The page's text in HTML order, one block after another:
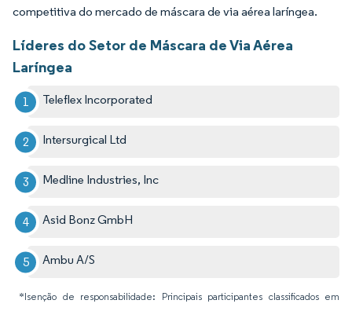
competitiva do mercado de máscara de via aérea laríngea.
Líderes do Setor de Máscara de Via Aérea
Laríngea
Teleflex Incorporated
Intersurgical Ltd
Medline Industries, Inc
Asid Bonz GmbH
Ambu A/S
*Isenção de responsabilidade: Principais participantes classificados em